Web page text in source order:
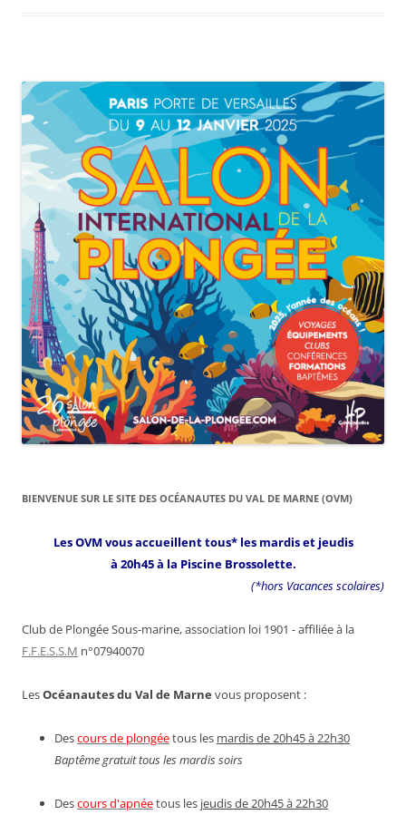
BIENVENUE SUR LE SITE DES OCÉANAUTES DU VAL DE MARNE (OVM)
Les OVM vous accueillent tous* les mardis et jeudis
à 20h45 à la Piscine Brossolette.
(*hors Vacances scolaires)
Club de Plongée Sous-marine, association loi 1901 - affiliée à la
F.F.E.S.S.M n°07940070
LesOcéanautes du Val de Marne vous proposent :
Descours de plongéetous les mardis de 20h45 à 22h30
Baptême gratuit tous les mardis soirs
Descours d'apnéetous les jeudis de 20h45 à 22h30